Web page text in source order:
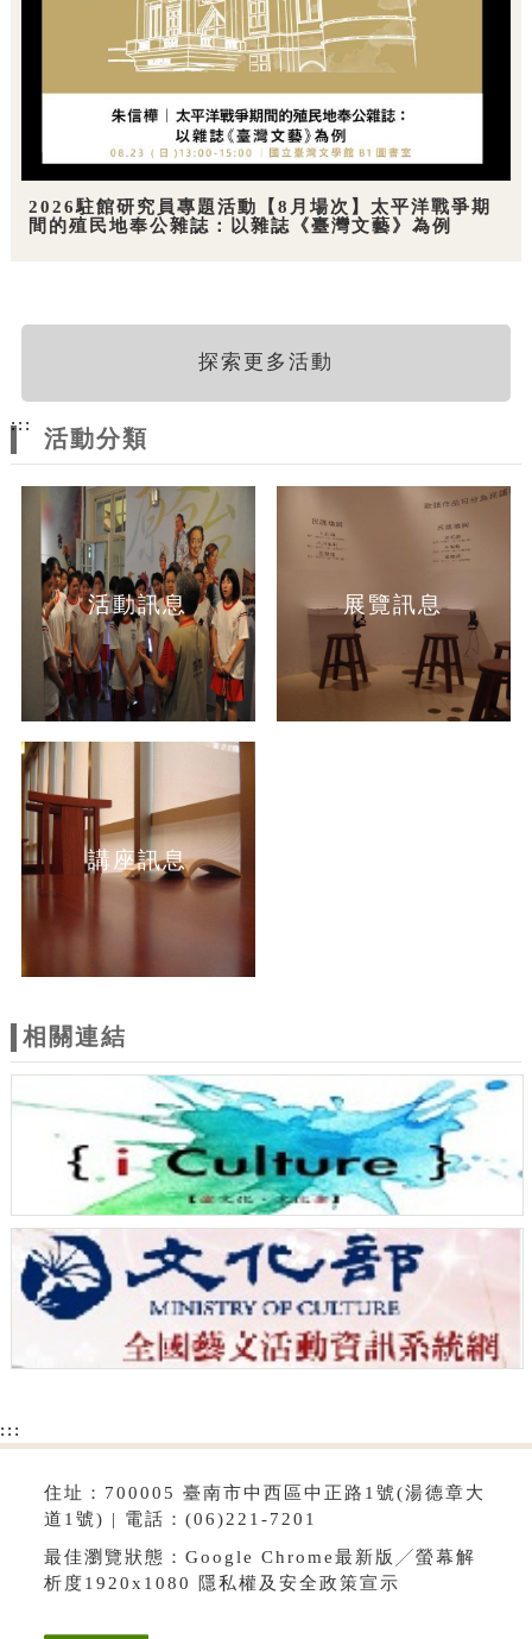
2026駐館研究員專題活動【8月場次】太平洋戰爭期
間的殖民地奉公雜誌：以雜誌《臺灣文藝》為例
探索更多活動
:::
活動分類
活動訊息 展覽訊息
講座訊息
相關連結
:::
住址：700005 臺南市中西區中正路1號(湯德章大
道1號) | 電話：(06)221-7201
最佳瀏覽狀態：Google Chrome最新版╱螢幕解
析度1920x1080 隱私權及安全政策宣示